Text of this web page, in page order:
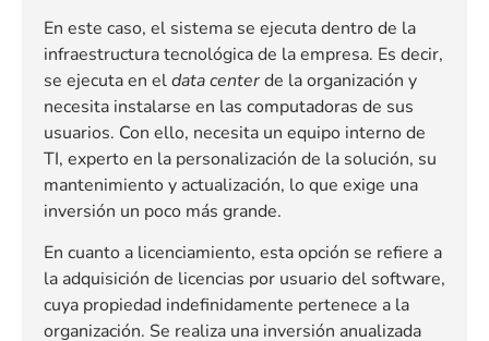
En este caso, el sistema se ejecuta dentro de la
infraestructura tecnológica de la empresa. Es decir,
se ejecuta en eldata centerde la organización y
necesita instalarse en las computadoras de sus
usuarios. Con ello, necesita un equipo interno de
TI, experto en la personalización de la solución, su
mantenimiento y actualización, lo que exige una
inversión un poco más grande.
En cuanto a licenciamiento, esta opción se refiere a
la adquisición de licencias por usuario del software,
cuya propiedad indefinidamente pertenece a la
organización. Se realiza una inversión anualizada